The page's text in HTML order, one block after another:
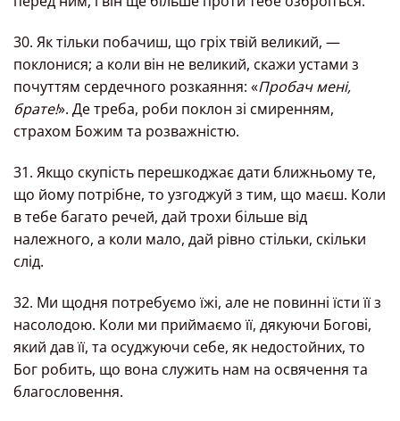
30. Як тільки побачиш, що гріх твій великий, —
поклонися; а коли він не великий, скажи устами з
почуттям сердечного розкаяння: «Пробач мені,
брате!». Де треба, роби поклон зі смиренням,
страхом Божим та розважністю.
31. Якщо скупість перешкоджає дати ближньому те,
що йому потрібне, то узгоджуй з тим, що маєш. Коли
в тебе багато речей, дай трохи більше від
належного, а коли мало, дай рівно стільки, скільки
слід.
32. Ми щодня потребуємо їжі, але не повинні їсти її з
насолодою. Коли ми приймаємо її, дякуючи Богові,
який дав її, та осуджуючи себе, як недостойних, то
Бог робить, що вона служить нам на освячення та
благословення.